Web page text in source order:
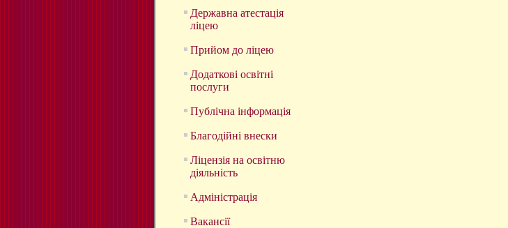
Державна атестація
ліцею
Прийом до ліцею
Додаткові освітні
послуги
Публічна інформація
Благодійні внески
Ліцензія на освітню
діяльність
Адміністрація
Вакансії